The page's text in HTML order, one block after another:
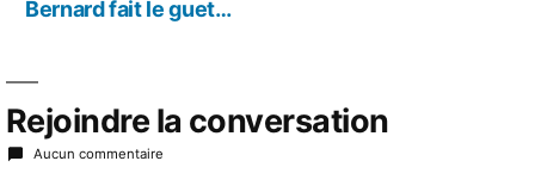
précédent :
Bernard fait le guet…
Rejoindre la conversation
Aucun commentaire